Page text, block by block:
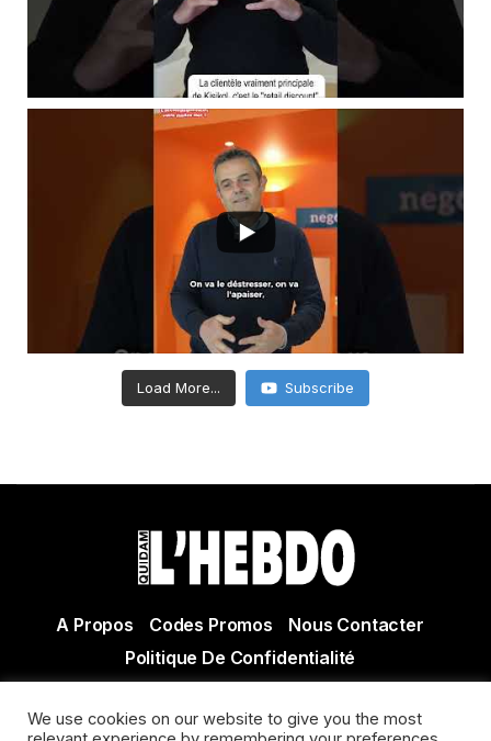
Load More... Subscribe
A Propos Codes Promos
Nous Contacter
Politique De Confidentialité
Actualité Agen - Actualité en lot et Garonne - Actualité
We use cookies on our website to give you the most